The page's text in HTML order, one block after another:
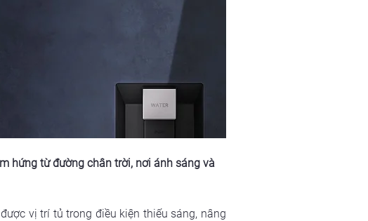
hứng từ đường chân trời, nơi ánh sáng và
vị trí tủ trong điều kiện thiếu sáng, nâng